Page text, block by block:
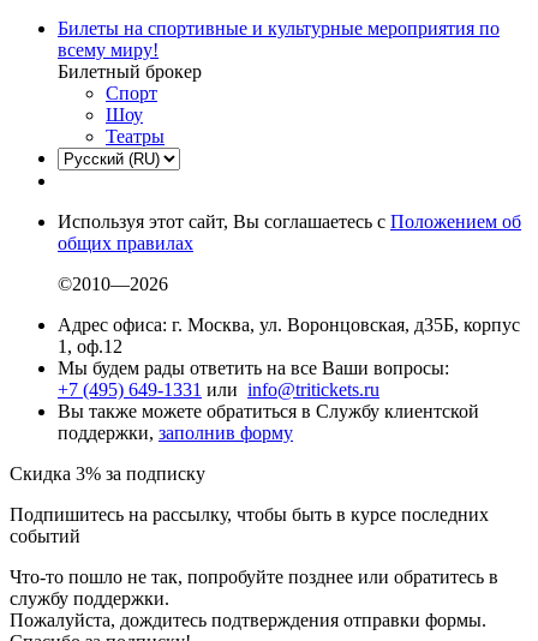
Билеты на спортивные и культурные мероприятия по
всему миру!
Билетный брокер
Спорт
Шоу
Театры
Используя этот сайт, Вы соглашаетесь с Положением об
общих правилах
©2010—2026
Адрес офиса: г. Москва, ул. Воронцовская, д35Б, корпус
1, оф.12
Мы будем рады ответить на все Ваши вопросы:
+7 (495) 649-1331 или info@tritickets.ru
Вы также можете обратиться в Службу клиентской
поддержки, заполнив форму
Скидка 3% за подписку
Подпишитесь на рассылку, чтобы быть в курсе последних
событий
Что-то пошло не так, попробуйте позднее или обратитесь в
службу поддержки.
Пожалуйста, дождитесь подтверждения отправки формы.